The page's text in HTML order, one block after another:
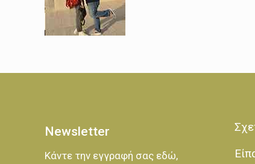
Newsletter
Κάντε την εγγραφή σας εδώ,